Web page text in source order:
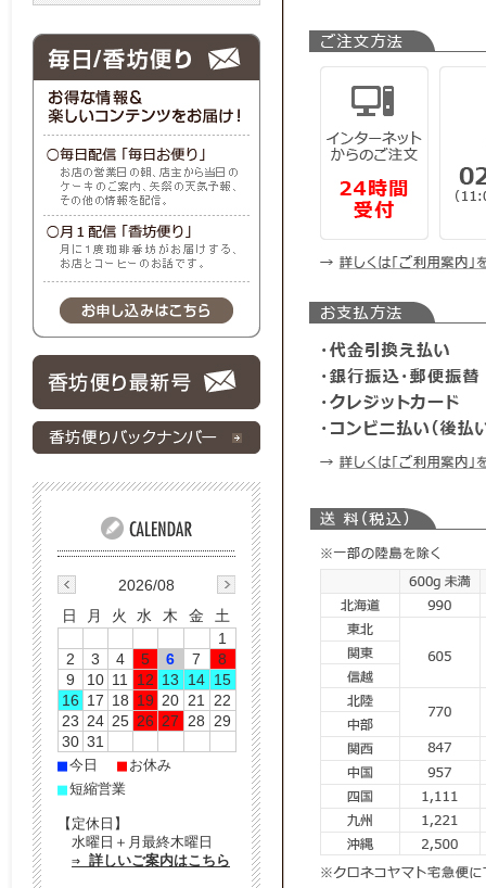
2026/08
日
月 火 水 木 金
土
1
2
3 4 5 6 7
8
9
10 11 12 13 14 15
16 17 18 19 20 21
22
23 24 25 26 27 28
29
30 31
■今日 ■ お休み
■短縮営業
【定休日】
水曜日＋月最終木曜日
⇒ 詳しいご案内はこちら